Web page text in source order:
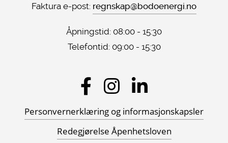
Faktura e-post: regnskap@bodoenergi.no
Åpningstid: 08:00 - 15:30
Telefontid: 09:00 - 15:30
Personvernerklæring og informasjonskapsler
Redegjørelse Åpenhetsloven